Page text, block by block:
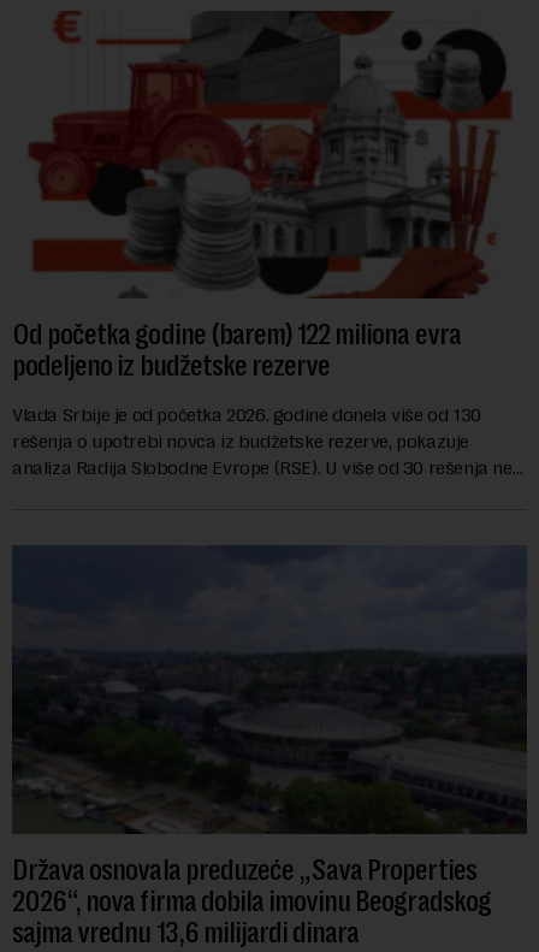
Od početka godine (barem) 122 miliona evra
podeljeno iz budžetske rezerve
Vlada Srbije je od početka 2026. godine donela više od 130
rešenja o upotrebi novca iz budžetske rezerve, pokazuje
analiza Radija Slobodne Evrope (RSE). U više od 30 rešenja ne
Država osnovala preduzeće „Sava Properties
2026“, nova firma dobila imovinu Beogradskog
sajma vrednu 13,6 milijardi dinara